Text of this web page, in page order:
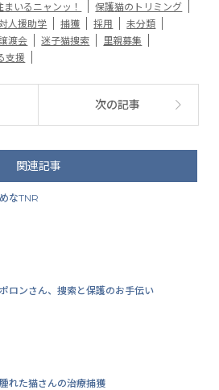
まいるニャンッ！
保護猫のトリミング
人援助学 捕獲 採用
未分類
渡会 迷子猫捜索
里親募集
支援
次の記事
関連記事
なTNR
ロンさん、捜索と保護のお手伝い
れた猫さんの治療捕獲